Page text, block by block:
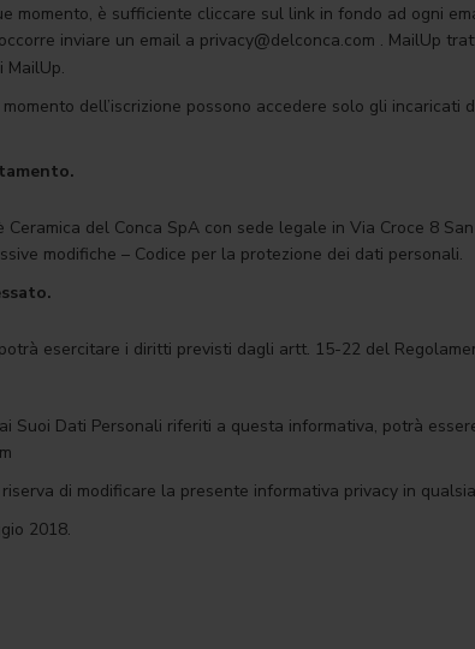
momento, è sufficiente cliccare sul link in fondo ad ogni
inviare un email a privacy@delconca.com . MailUp
MailUp.
dell’iscrizione possono accedere solo gli
del Conca SpA con sede legale in Via Croce 8
modifiche – Codice per la protezione dei dati personali.
esercitare i diritti previsti dagli artt. 15-22 del
Suoi Dati Personali riferiti a questa informativa, potrà
di modificare la presente informativa privacy in
2018.